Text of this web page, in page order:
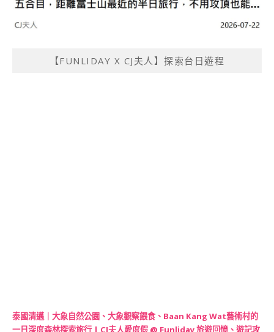
【FUNLIDAY X CJ夫人】探索台日遊程
泰國清邁｜大象自然公園、大象觀察餵食、Baan Kang Wat藝術村的
一日深度森林探索旅行 | CJ夫人愛度假 @ Funliday 旅遊回憶、遊記攻